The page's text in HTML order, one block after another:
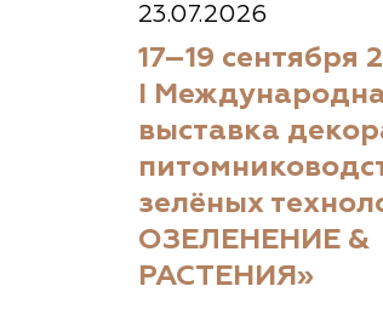
23.07.2026
17–19 сентября
I
выставка
зелёных
ОЗЕЛЕНЕНИЕ &
РАСТЕНИЯ»